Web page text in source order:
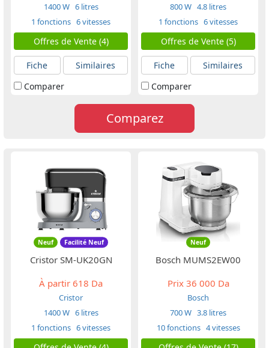
1400 W 6 litres
1 fonctions 6 vitesses
Offres de Vente (4)
Fiche
Similaires
Comparer
800 W 4.8 litres
1 fonctions 6 vitesses
Offres de Vente (5)
Fiche
Similaires
Comparer
Comparez
Neuf Facilité Neuf
Cristor SM-UK20GN
À partir 618 Da
Cristor
1400 W 6 litres
1 fonctions 6 vitesses
Neuf
Bosch MUMS2EW00
Prix36 000 Da
Bosch
700 W 3.8 litres
10 fonctions 4 vitesses